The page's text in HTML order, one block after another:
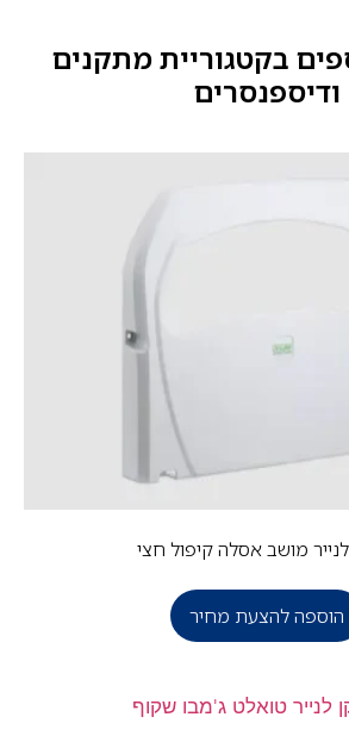
בקטגורייתמתקנים
מושב אסלה קיפול חצי
להצעת מחיר